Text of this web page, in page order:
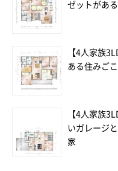
ゼットがあ
【4人家族
ある住みご
【4人家族
いガレージ
家